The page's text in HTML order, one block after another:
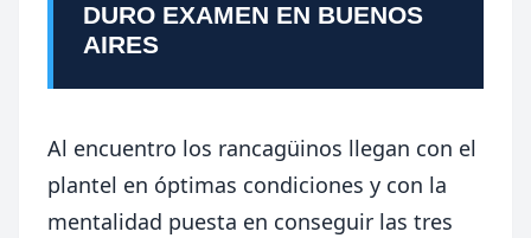
DURO EXAMEN EN BUENOS
AIRES
Al encuentro los rancagüinos llegan con el
plantel en óptimas condiciones y con la
mentalidad puesta en conseguir las tres